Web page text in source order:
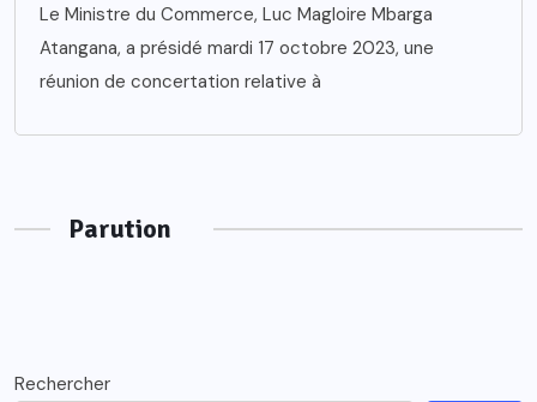
Le Ministre du Commerce, Luc Magloire Mbarga
Atangana, a présidé mardi 17 octobre 2023, une
réunion de concertation relative à
Parution
Rechercher